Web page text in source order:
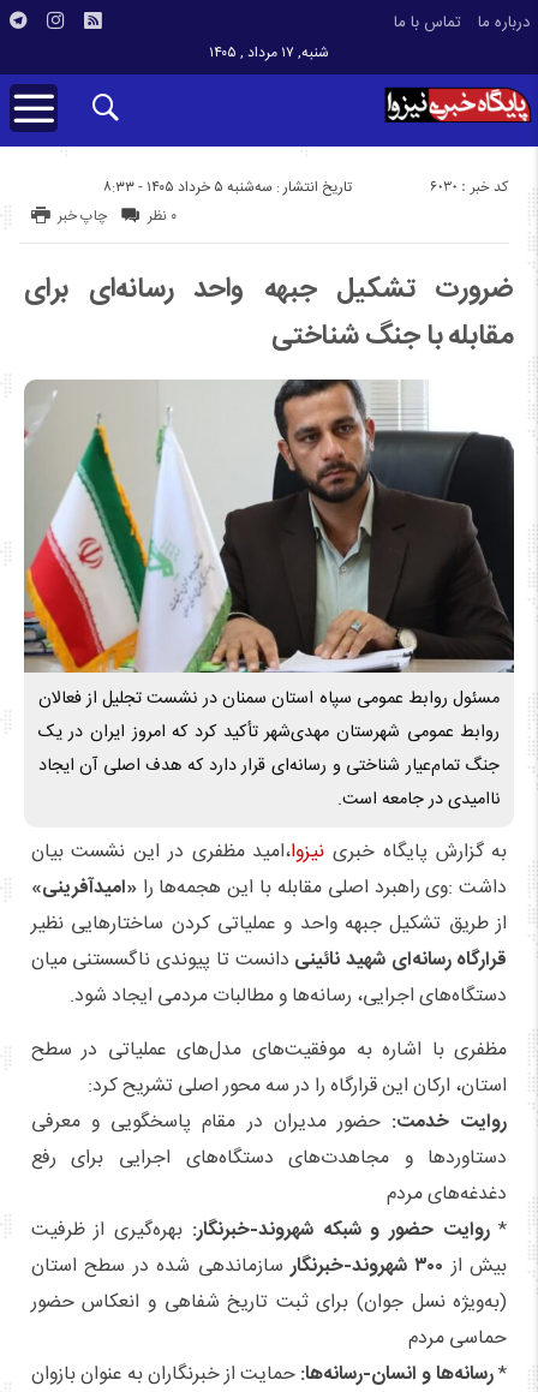
درباره ما تماس با ما
شنبه, ۱۷ مرداد , ۱۴۰۵
تاریخ انتشار : سه‌شنبه ۵ خرداد ۱۴۰۵ - ۸:۳۳ کد خبر : 6030
چاپ خبر ۰ نظر
ضرورت تشکیل جبهه واحد رسانه‌ای برای
مقابله با جنگ شناختی
مسئول روابط عمومی سپاه استان سمنان در نشست تجلیل از فعالان
روابط عمومی شهرستان مهدی‌شهر تأکید کرد که امروز ایران در یک
جنگ تمام‌عیار شناختی و رسانه‌ای قرار دارد که هدف اصلی آن ایجاد
ناامیدی در جامعه است.
به گزارش پایگاه خبری نیزوا،امید مظفری در این نشست بیان
داشت :وی راهبرد اصلی مقابله با این هجمه‌ها را«امیدآفرینی»
از طریق تشکیل جبهه واحد و عملیاتی کردن ساختارهایی نظیر
قرارگاه رسانه‌ای شهید نائینی دانست تا پیوندی ناگسستنی میان
دستگاه‌های اجرایی، رسانه‌ها و مطالبات مردمی ایجاد شود.
مظفری با اشاره به موفقیت‌های مدل‌های عملیاتی در سطح
استان، ارکان این قرارگاه را در سه محور اصلی تشریح کرد:
روایت خدمت: حضور مدیران در مقام پاسخگویی و معرفی
دستاوردها و مجاهدت‌های دستگاه‌های اجرایی برای رفع
دغدغه‌های مردم
*روایت حضور و شبکه شهروند-خبرنگار: بهره‌گیری از ظرفیت
بیش از ۳۰۰ شهروند-خبرنگار
سازماندهی شده در سطح استان
(به‌ویژه نسل جوان) برای ثبت تاریخ شفاهی و انعکاس حضور
حماسی مردم
*رسانه‌ها و انسان-رسانه‌ها:حمایت از خبرنگاران به عنوان بازوان